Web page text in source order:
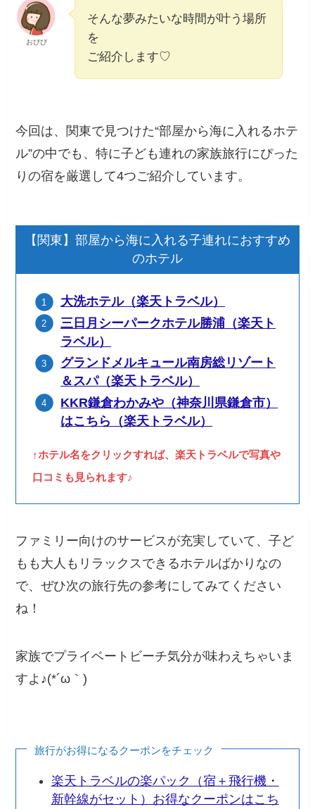
おぴぴ
そんな夢みたいな時間が叶う場所
を
ご紹介します♡
今回は、関東で見つけた“部屋から海に入れるホテ
ル”の中でも、特に子ども連れの家族旅行にぴった
りの宿を厳選して4つご紹介しています。
【関東】部屋から海に入れる子連れにおすすめ
のホテル
大洗ホテル（楽天トラベル）
三日月シーパークホテル勝浦（楽天ト
ラベル）
グランドメルキュール南房総リゾート
＆スパ（楽天トラベル）
KKR鎌倉わかみや（神奈川県鎌倉市）
はこちら（楽天トラベル）
↑ホテル名をクリックすれば、楽天トラベルで写真や
口コミも見られます♪
ファミリー向けのサービスが充実していて、子ど
もも大人もリラックスできるホテルばかりなの
で、ぜひ次の旅行先の参考にしてみてください
ね！
家族でプライベートビーチ気分が味わえちゃいま
すよ♪(*´ω｀)
旅行がお得になるクーポンをチェック
楽天トラベルの楽パック（宿＋飛行機・
新幹線がセット）お得なクーポンはこち